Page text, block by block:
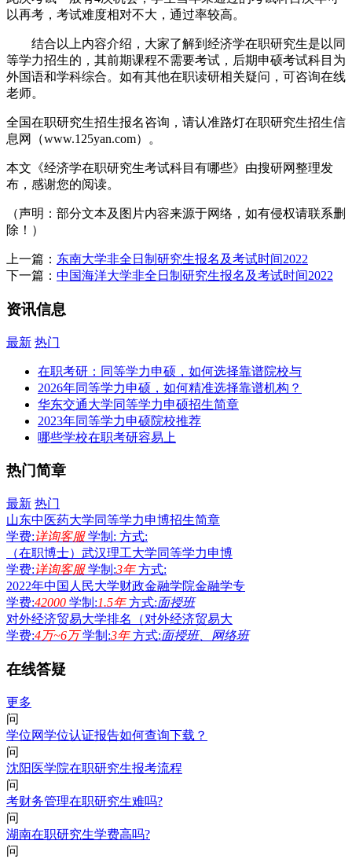
以再考，考试难度相对不大，通过率较高。
结合以上内容介绍，大家了解到经济学在职研究生是以同
等学力招生的，其前期课程不需要考试，后期申硕考试科目为
外国语和学科综合。如有其他在职读研相关疑问，可咨询在线
老师。
全国在职研究生招生报名咨询，请认准路灯在职研究生招生信
息网（www.125yan.com）。
本文《经济学在职研究生考试科目有哪些》由搜研网整理发
布，感谢您的阅读。
（声明：部分文本及图片内容来源于网络，如有侵权请联系删
除！）
上一篇： 东南大学非全日制研究生报名及考试时间2022
下一篇： 中国海洋大学非全日制研究生报名及考试时间2022
资讯信息
最新 热门
在职考研：同等学力申硕，如何选择靠谱院校与
2026年同等学力申硕，如何精准选择靠谱机构？
华东交通大学同等学力申硕招生简章
2023年同等学力申硕院校推荐
哪些学校在职考研容易上
热门简章
最新 热门
山东中医药大学同等学力申博招生简章
学费:详询客服 学制: 方式:
（在职博士）武汉理工大学同等学力申博
学费:详询客服 学制:3年 方式:
2022年中国人民大学财政金融学院金融学专
学费:42000 学制:1.5年 方式:面授班
对外经济贸易大学排名（对外经济贸易大
学费:4万~6万 学制:3年 方式:面授班、网络班
在线答疑
更多
问
学位网学位认证报告如何查询下载？
问
沈阳医学院在职研究生报考流程
问
考财务管理在职研究生难吗?
问
湖南在职研究生学费高吗?
问